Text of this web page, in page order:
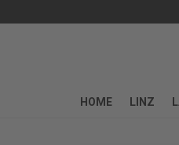
HOME LINZ